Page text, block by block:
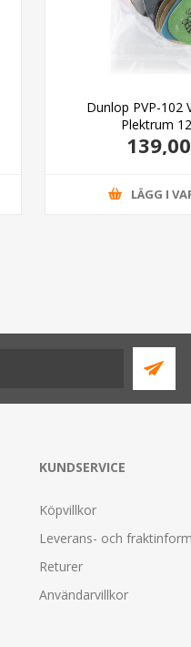
Dunlop PVP-102
Plektrum
LÄGG I
KUNDSERVICE
Köpvillkor
Leverans- och
Returer
Användarvillkor